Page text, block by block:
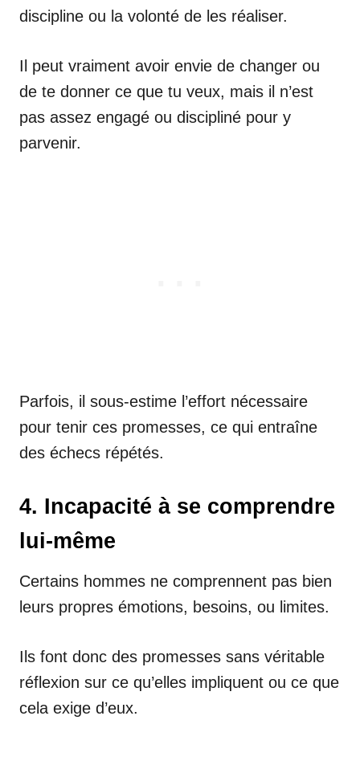
discipline ou la volonté de les réaliser.
Il peut vraiment avoir envie de changer ou
de te donner ce que tu veux, mais il n’est
pas assez engagé ou discipliné pour y
parvenir.
Parfois, il sous-estime l’effort nécessaire
pour tenir ces promesses, ce qui entraîne
des échecs répétés.
4. Incapacité à se comprendre
lui-même
Certains hommes ne comprennent pas bien
leurs propres émotions, besoins, ou limites.
Ils font donc des promesses sans véritable
réflexion sur ce qu’elles impliquent ou ce que
cela exige d’eux.